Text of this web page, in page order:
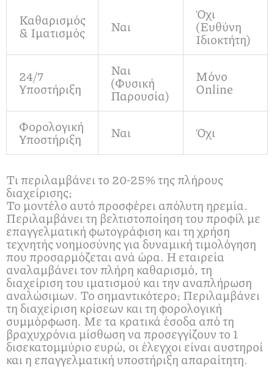
Καθαρισμός
& Ιματισμός Ναι
Όχι
(Ευθύνη
Ιδιοκτήτη)
24/7
Υποστήριξη
Ναι
(Φυσική
Παρουσία)
Μόνο
Online
Φορολογική
Υποστήριξη Ναι Όχι
Τι περιλαμβάνει το 20-25% της πλήρους
διαχείρισης;
Το μοντέλο αυτό προσφέρει απόλυτη ηρεμία.
Περιλαμβάνει τη βελτιστοποίηση του προφίλ με
επαγγελματική φωτογράφιση και τη χρήση
τεχνητής νοημοσύνης για δυναμική τιμολόγηση
που προσαρμόζεται ανά ώρα. Η εταιρεία
αναλαμβάνει τον πλήρη καθαρισμό, τη
διαχείριση του ιματισμού και την αναπλήρωση
αναλώσιμων. Το σημαντικότερο; Περιλαμβάνει
τη διαχείριση κρίσεων και τη φορολογική
συμμόρφωση. Με τα κρατικά έσοδα από τη
βραχυχρόνια μίσθωση να προσεγγίζουν το 1
δισεκατομμύριο ευρώ, οι έλεγχοι είναι αυστηροί
και η επαγγελματική υποστήριξη απαραίτητη.